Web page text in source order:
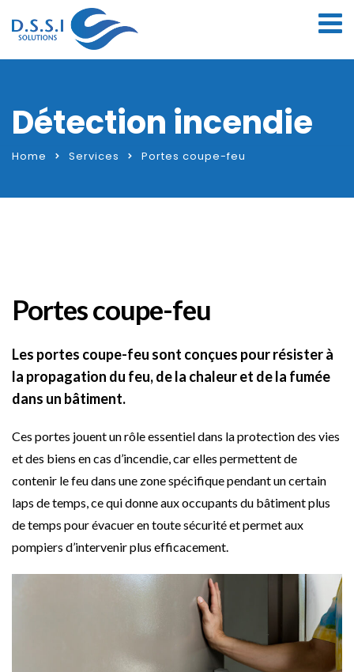
Détection incendie
Home Services Portes coupe-feu
Portes coupe-feu
Les portes coupe-feu sont conçues pour résister à
la propagation du feu, de la chaleur et de la fumée
dans un bâtiment.
Ces portes jouent un rôle essentiel dans la protection des vies
et des biens en cas d’incendie, car elles permettent de
contenir le feu dans une zone spécifique pendant un certain
laps de temps, ce qui donne aux occupants du bâtiment plus
de temps pour évacuer en toute sécurité et permet aux
pompiers d’intervenir plus efficacement.